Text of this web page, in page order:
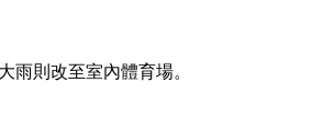
雨則改至室內體育場。